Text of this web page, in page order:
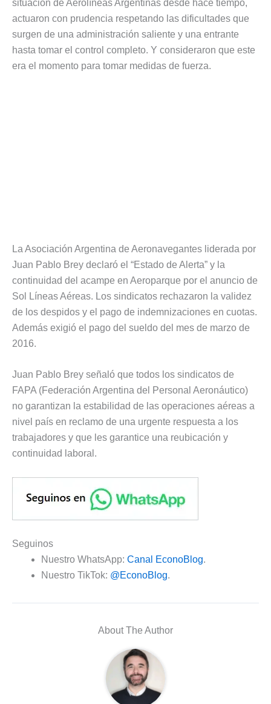
situación de Aerolíneas Argentinas desde hace tiempo,
actuaron con prudencia respetando las dificultades que
surgen de una administración saliente y una entrante
hasta tomar el control completo. Y consideraron que este
era el momento para tomar medidas de fuerza.
La Asociación Argentina de Aeronavegantes liderada por
Juan Pablo Brey declaró el “Estado de Alerta” y la
continuidad del acampe en Aeroparque por el anuncio de
Sol Líneas Aéreas. Los sindicatos rechazaron la validez
de los despidos y el pago de indemnizaciones en cuotas.
Además exigió el pago del sueldo del mes de marzo de
2016.
Juan Pablo Brey señaló que todos los sindicatos de
FAPA (Federación Argentina del Personal Aeronáutico)
no garantizan la estabilidad de las operaciones aéreas a
nivel país en reclamo de una urgente respuesta a los
trabajadores y que les garantice una reubicación y
continuidad laboral.
Seguinos
Nuestro WhatsApp: Canal EconoBlog.
Nuestro TikTok: @EconoBlog.
About The Author